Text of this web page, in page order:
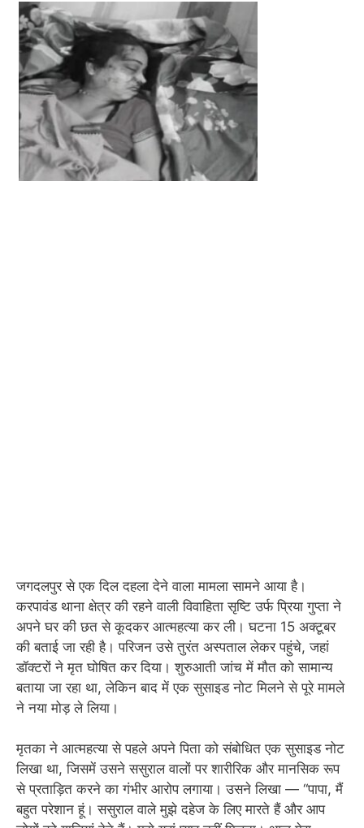
जगदलपुर से एक दिल दहला देने वाला मामला सामने आया है।
करपावंड थाना क्षेत्र की रहने वाली विवाहिता सृष्टि उर्फ प्रिया गुप्ता ने
अपने घर की छत से कूदकर आत्महत्या कर ली। घटना 15 अक्टूबर
की बताई जा रही है। परिजन उसे तुरंत अस्पताल लेकर पहुंचे, जहां
डॉक्टरों ने मृत घोषित कर दिया। शुरुआती जांच में मौत को सामान्य
बताया जा रहा था, लेकिन बाद में एक सुसाइड नोट मिलने से पूरे मामले
ने नया मोड़ ले लिया।
मृतका ने आत्महत्या से पहले अपने पिता को संबोधित एक सुसाइड नोट
लिखा था, जिसमें उसने ससुराल वालों पर शारीरिक और मानसिक रूप
से प्रताड़ित करने का गंभीर आरोप लगाया। उसने लिखा — “पापा, मैं
बहुत परेशान हूं। ससुराल वाले मुझे दहेज के लिए मारते हैं और आप